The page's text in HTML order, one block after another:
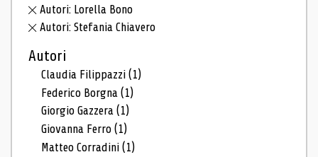
Autori: Lorella Bono
Autori: Stefania Chiavero
Autori
Claudia Filippazzi(1)
Federico Borgna(1)
Giorgio Gazzera(1)
Giovanna Ferro(1)
Matteo Corradini(1)